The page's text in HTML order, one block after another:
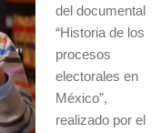
del documental
“Historia de los
procesos
electorales en
México”,
realizado por el